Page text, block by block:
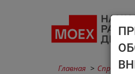
Главная